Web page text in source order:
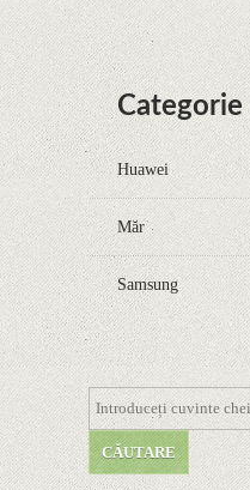
Categorie
Huawei
Măr
Samsung